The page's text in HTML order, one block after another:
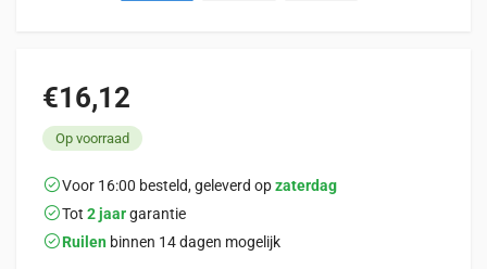
€16,12
Op voorraad
Voor 16:00 besteld, geleverd opzaterdag
Tot 2 jaargarantie
Ruilen binnen 14 dagen mogelijk